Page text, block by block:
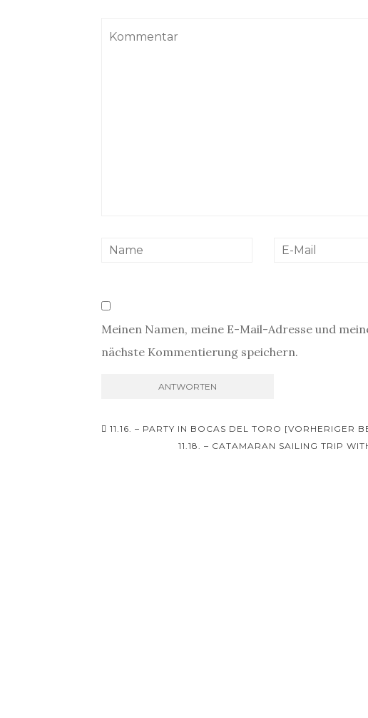
Meinen Namen, meine E-Mail-Adresse und
nächste Kommentierung speichern.
Beitrags-
Navigation
11.16. – PARTY IN BOCAS DEL TORO [VORHERIGER
11.18. – CATAMARAN SAILING TRIP